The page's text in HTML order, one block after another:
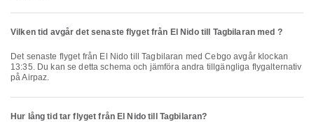
Vilken tid avgår det senaste flyget från El Nido till Tagbilaran med ?
Det senaste flyget från El Nido till Tagbilaran med Cebgo avgår klockan
13:35. Du kan se detta schema och jämföra andra tillgängliga flygalternativ
på Airpaz.
Hur lång tid tar flyget från El Nido till Tagbilaran?